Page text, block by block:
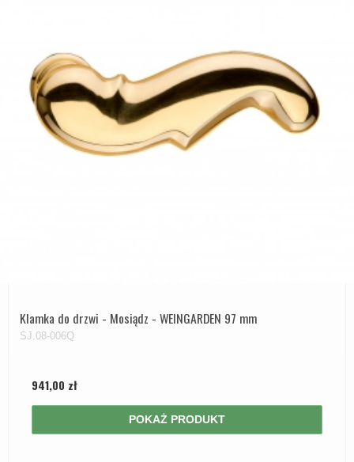
Klamka do drzwi - Mosiądz - WEINGARDEN 97 mm
SJ.08-006Q
941,00 zł
POKAŻ PRODUKT